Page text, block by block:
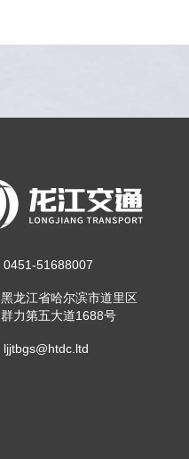
0451-51688007
黑龙江省哈尔滨市道里区
群力第五大道1688号
ljjtbgs@htdc.ltd